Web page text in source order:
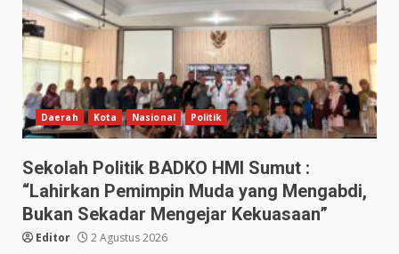
Daerah Kota Nasional Politik
Sekolah Politik BADKO HMI Sumut :
“Lahirkan Pemimpin Muda yang Mengabdi,
Bukan Sekadar Mengejar Kekuasaan”
Editor 2 Agustus 2026